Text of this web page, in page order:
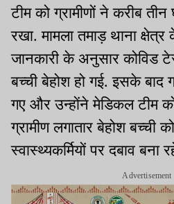
टीम को ग्रामीणों ने करीब
रखा. मामला तमाड़ थाना क्षेत्र
जानकारी के अनुसार कोविड
बच्ची बेहोश हो गई. इसके बाद
गए और उन्होंने मेडिकल टीम
ग्रामीण लगातार बेहोश बच्ची
स्वास्थ्यकर्मियों पर दबाव बना
Advertisement